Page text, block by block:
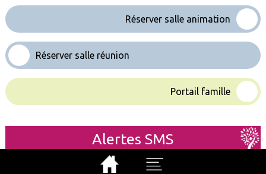
Réserver salle animation
Réserver salle réunion
Portail famille
Alertes SMS